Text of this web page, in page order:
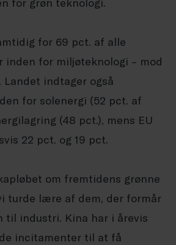
for grøn teknologi.
for 69 pct. af alle
inden for miljøteknologi – mod
indtager også
for solenergi (52 pct. af
(48 pct.), mens EU
22 pct. og 19 pct.
om fremtidens grønne
turde lære af dem, der formår
til industri. Kina har i årevis
incitamenter til at få